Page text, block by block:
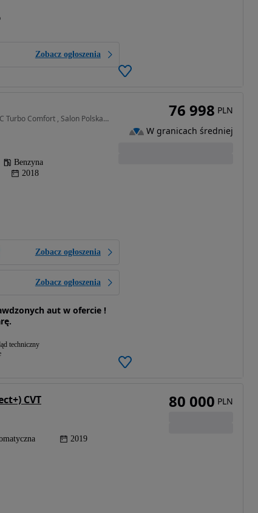
Zobacz ogłoszenia
1498 cm3 • 193 KM • 1.5 VTEC Turbo Comfort , Salon Polska, 1. Właściciel, Automat,
Benzyna
2018
Zobacz ogłoszenia
Zobacz ogłoszenia
aut w ofercie !
techniczny
76 998 PLN
W granicach średniej
CVT
2019
80 000 PLN